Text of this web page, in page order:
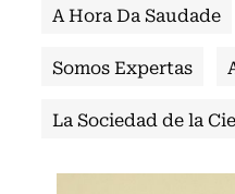
A Hora Da Saudade
Somos Expertas
La Sociedad de la